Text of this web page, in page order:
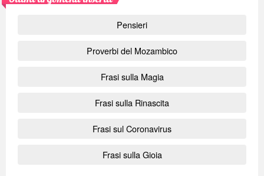
Pensieri
Proverbi del Mozambico
Frasi sulla Magia
Frasi sulla Rinascita
Frasi sul Coronavirus
Frasi sulla Gioia